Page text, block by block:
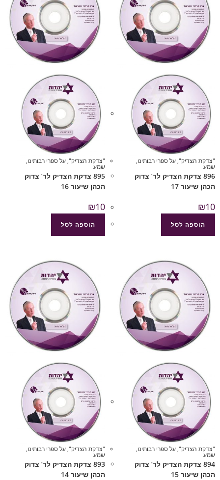
"צדקת הצדיק",על ספרי רבותינו,
שמע
896 צדקת הצדיק לר’ צדוק
הכהן שיעור 17
₪10
הוספה לסל
"צדקת הצדיק",על ספרי רבותינו,
שמע
895 צדקת הצדיק לר’ צדוק
הכהן שיעור 16
₪10
הוספה לסל
"צדקת הצדיק",על ספרי רבותינו,
שמע
894 צדקת הצדיק לר’ צדוק
הכהן שיעור 15
"צדקת הצדיק",על ספרי רבותינו,
שמע
893 צדקת הצדיק לר’ צדוק
הכהן שיעור 14